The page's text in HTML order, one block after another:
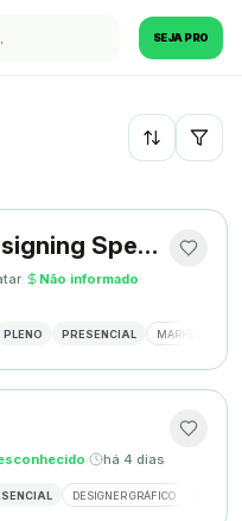
SEJA PRO
Recentes
Digital Marketing & Designing Specialist
· Não informado·
PLENO PRESENCIAL MARKETING
· há 4 dias
DESIGNER GRÁFICO